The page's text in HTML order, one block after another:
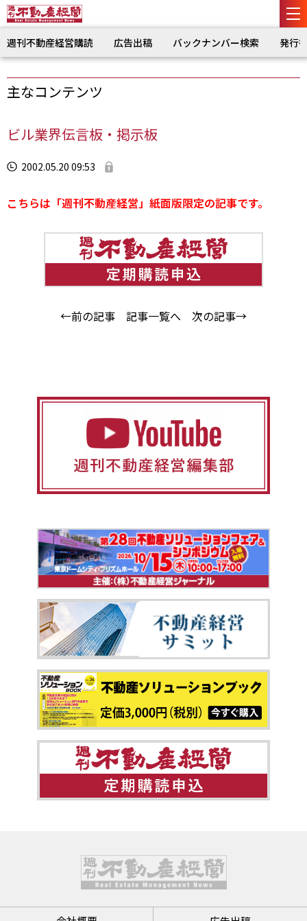
週刊不動産経営購読 広告出稿 バックナンバー検索 発行
主なコンテンツ
ビル業界伝言板・掲示板
2002.05.20 09:53
こちらは「週刊不動産経営」紙面版限定の記事です。
←前の記事 記事一覧へ 次の記事→